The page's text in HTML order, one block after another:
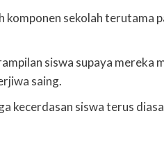
sekolah terutama
siswa supaya mereka
saing.
kecerdasan siswa terus